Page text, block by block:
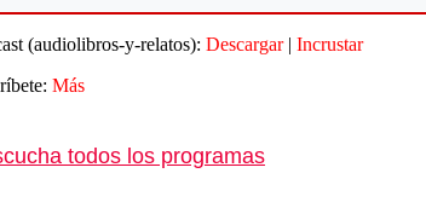
(audiolibros-y-relatos): Descargar| Incrustar
Más
todos los programas